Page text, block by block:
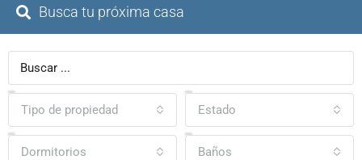
Busca tu próxima casa
Tipo de propiedad Estado
Dormitorios Baños